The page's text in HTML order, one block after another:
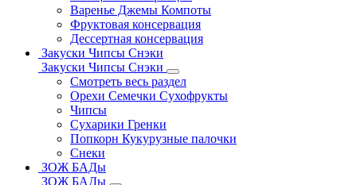
Варенье Джемы Компоты
Фруктовая консервация
Дессертная консервация
Закуски Чипсы Снэки
Закуски Чипсы Снэки
Смотреть весь раздел
Орехи Семечки Сухофрукты
Чипсы
Сухарики Гренки
Попкорн Кукурузные палочки
Снеки
ЗОЖ БАДы
ЗОЖ БАДы